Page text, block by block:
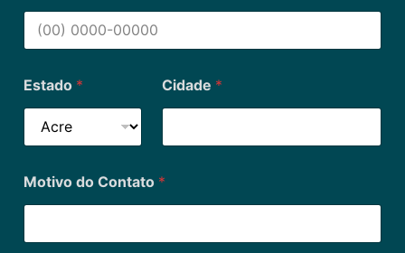
Estado * Cidade *
Motivo do Contato *